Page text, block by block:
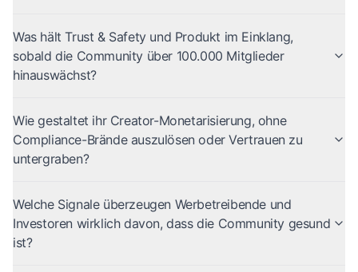
Was hält Trust & Safety und Produkt im Einklang,
sobald die Community über 100.000 Mitglieder
hinauswächst?
Wie gestaltet ihr Creator-Monetarisierung, ohne
Compliance-Brände auszulösen oder Vertrauen zu
untergraben?
Welche Signale überzeugen Werbetreibende und
Investoren wirklich davon, dass die Community gesund
ist?